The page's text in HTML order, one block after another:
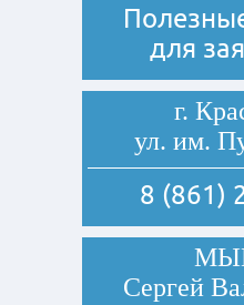
для
г.
ул. им.
8 (861)
Сергей